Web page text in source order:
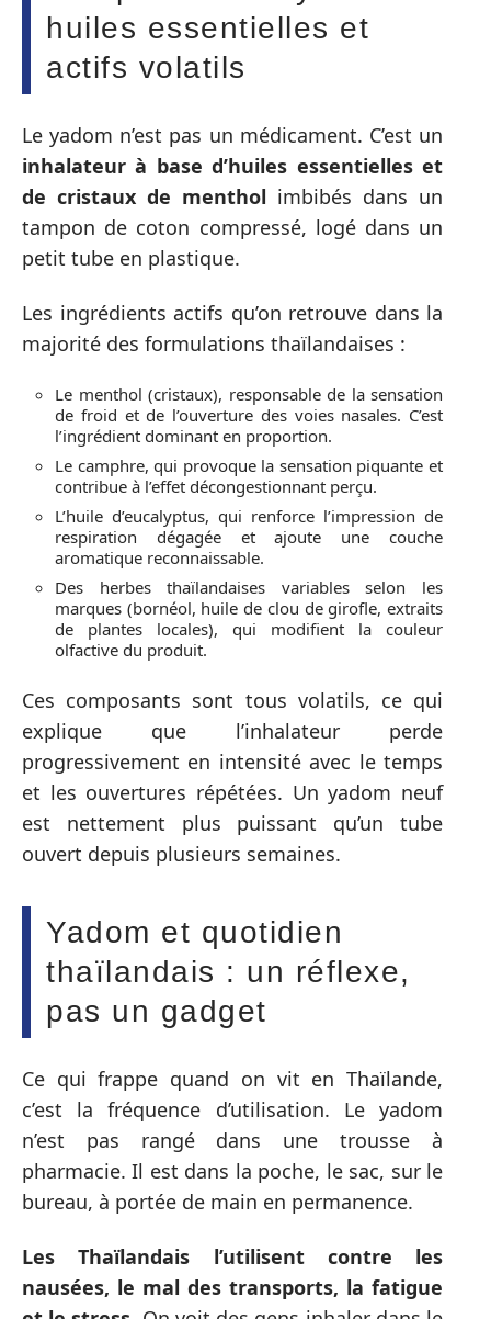
huiles essentielles et
actifs volatils
Le yadom n’est pas un médicament. C’est un
inhalateur à base d’huiles essentielles et
de cristaux de menthol imbibés dans un
tampon de coton compressé, logé dans un
petit tube en plastique.
Les ingrédients actifs qu’on retrouve dans la
majorité des formulations thaïlandaises :
Le menthol (cristaux), responsable de la sensation
de froid et de l’ouverture des voies nasales. C’est
l’ingrédient dominant en proportion.
Le camphre, qui provoque la sensation piquante et
contribue à l’effet décongestionnant perçu.
L’huile d’eucalyptus, qui renforce l’impression de
respiration dégagée et ajoute une couche
aromatique reconnaissable.
Des herbes thaïlandaises variables selon les
marques (bornéol, huile de clou de girofle, extraits
de plantes locales), qui modifient la couleur
olfactive du produit.
Ces composants sont tous volatils, ce qui
explique que l’inhalateur perde
progressivement en intensité avec le temps
et les ouvertures répétées. Un yadom neuf
est nettement plus puissant qu’un tube
ouvert depuis plusieurs semaines.
Yadom et quotidien
thaïlandais : un réflexe,
pas un gadget
Ce qui frappe quand on vit en Thaïlande,
c’est la fréquence d’utilisation. Le yadom
n’est pas rangé dans une trousse à
pharmacie. Il est dans la poche, le sac, sur le
bureau, à portée de main en permanence.
Les Thaïlandais l’utilisent contre les
nausées, le mal des transports, la fatigue